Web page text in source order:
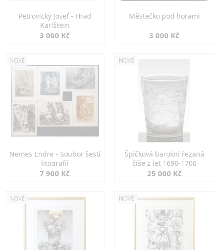
Petrovický Josef - Hrad
Karlštejn
3 000 Kč
Městečko pod horami
3 000 Kč
NOVÉ
Nemes Endre - Soubor šesti
litografií
7 900 Kč
NOVÉ
Špičková barokní řezaná
číše z let 1690-1700
25 000 Kč
NOVÉ NOVÉ